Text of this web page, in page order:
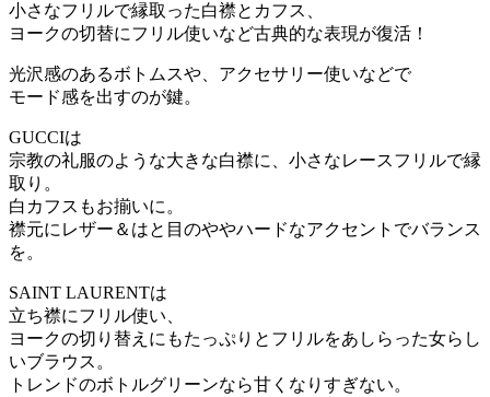
小さなフリルで縁取った白襟とカフス、
ヨークの切替にフリル使いなど古典的な表現が復活！
光沢感のあるボトムスや、アクセサリー使いなどで
モード感を出すのが鍵。
GUCCIは
宗教の礼服のような大きな白襟に、小さなレースフリルで縁
取り。
白カフスもお揃いに。
襟元にレザー＆はと目のややハードなアクセントでバランス
を。
SAINT LAURENTは
立ち襟にフリル使い、
ヨークの切り替えにもたっぷりとフリルをあしらった女らし
いブラウス。
トレンドのボトルグリーンなら甘くなりすぎない。